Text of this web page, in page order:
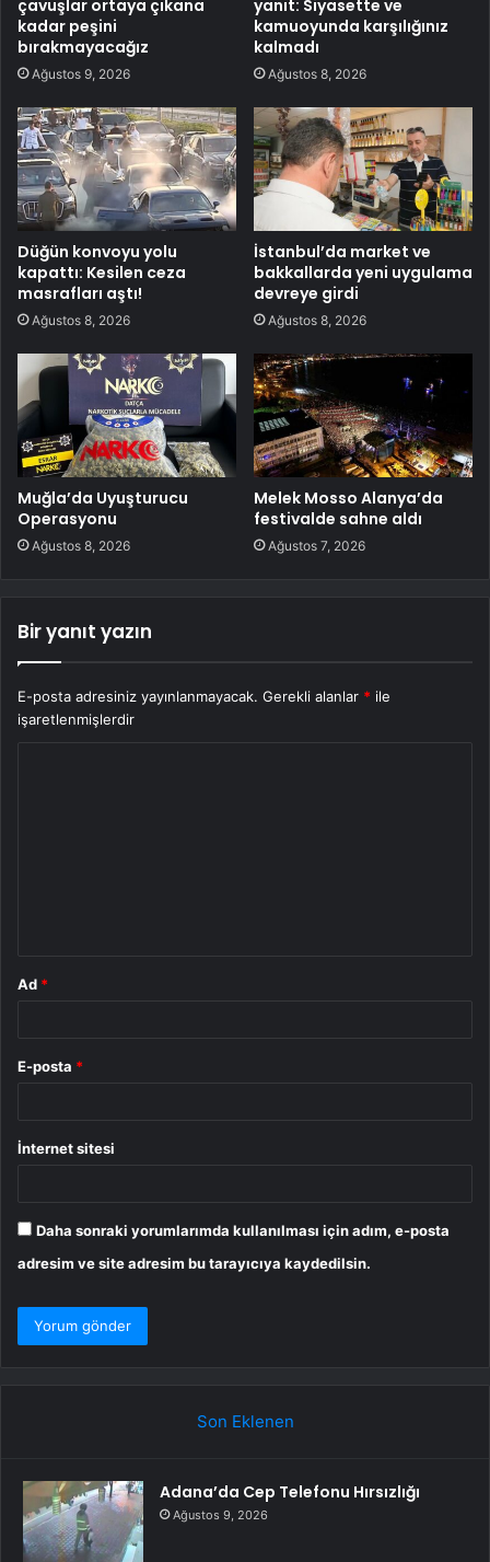
çavuşlar ortaya çıkana
kadar peşini
bırakmayacağız
Ağustos 9, 2026
yanıt: Siyasette ve
kamuoyunda karşılığınız
kalmadı
Ağustos 8, 2026
Düğün konvoyu yolu
kapattı: Kesilen ceza
masrafları aştı!
Ağustos 8, 2026
İstanbul’da market ve
bakkallarda yeni uygulama
devreye girdi
Ağustos 8, 2026
Muğla’da Uyuşturucu
Operasyonu
Ağustos 8, 2026
Melek Mosso Alanya’da
festivalde sahne aldı
Ağustos 7, 2026
Bir yanıt yazın
E-posta adresiniz yayınlanmayacak. Gerekli alanlar * ile
işaretlenmişlerdir
Ad *
E-posta *
İnternet sitesi
Daha sonraki yorumlarımda kullanılması için adım, e-posta
adresim ve site adresim bu tarayıcıya kaydedilsin.
Son Eklenen
Adana’da Cep Telefonu Hırsızlığı
Ağustos 9, 2026